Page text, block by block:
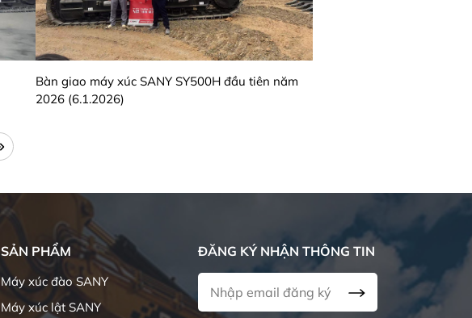
Bàn giao máy xúc SANY SY500H đầu tiên năm
2026 (6.1.2026)
SẢN PHẨM
Máy xúc đào SANY
Máy xúc lật SANY
ĐĂNG KÝ NHẬN THÔNG TIN